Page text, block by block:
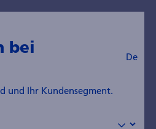
Manager
bei
De
und Ihr Kundensegment.